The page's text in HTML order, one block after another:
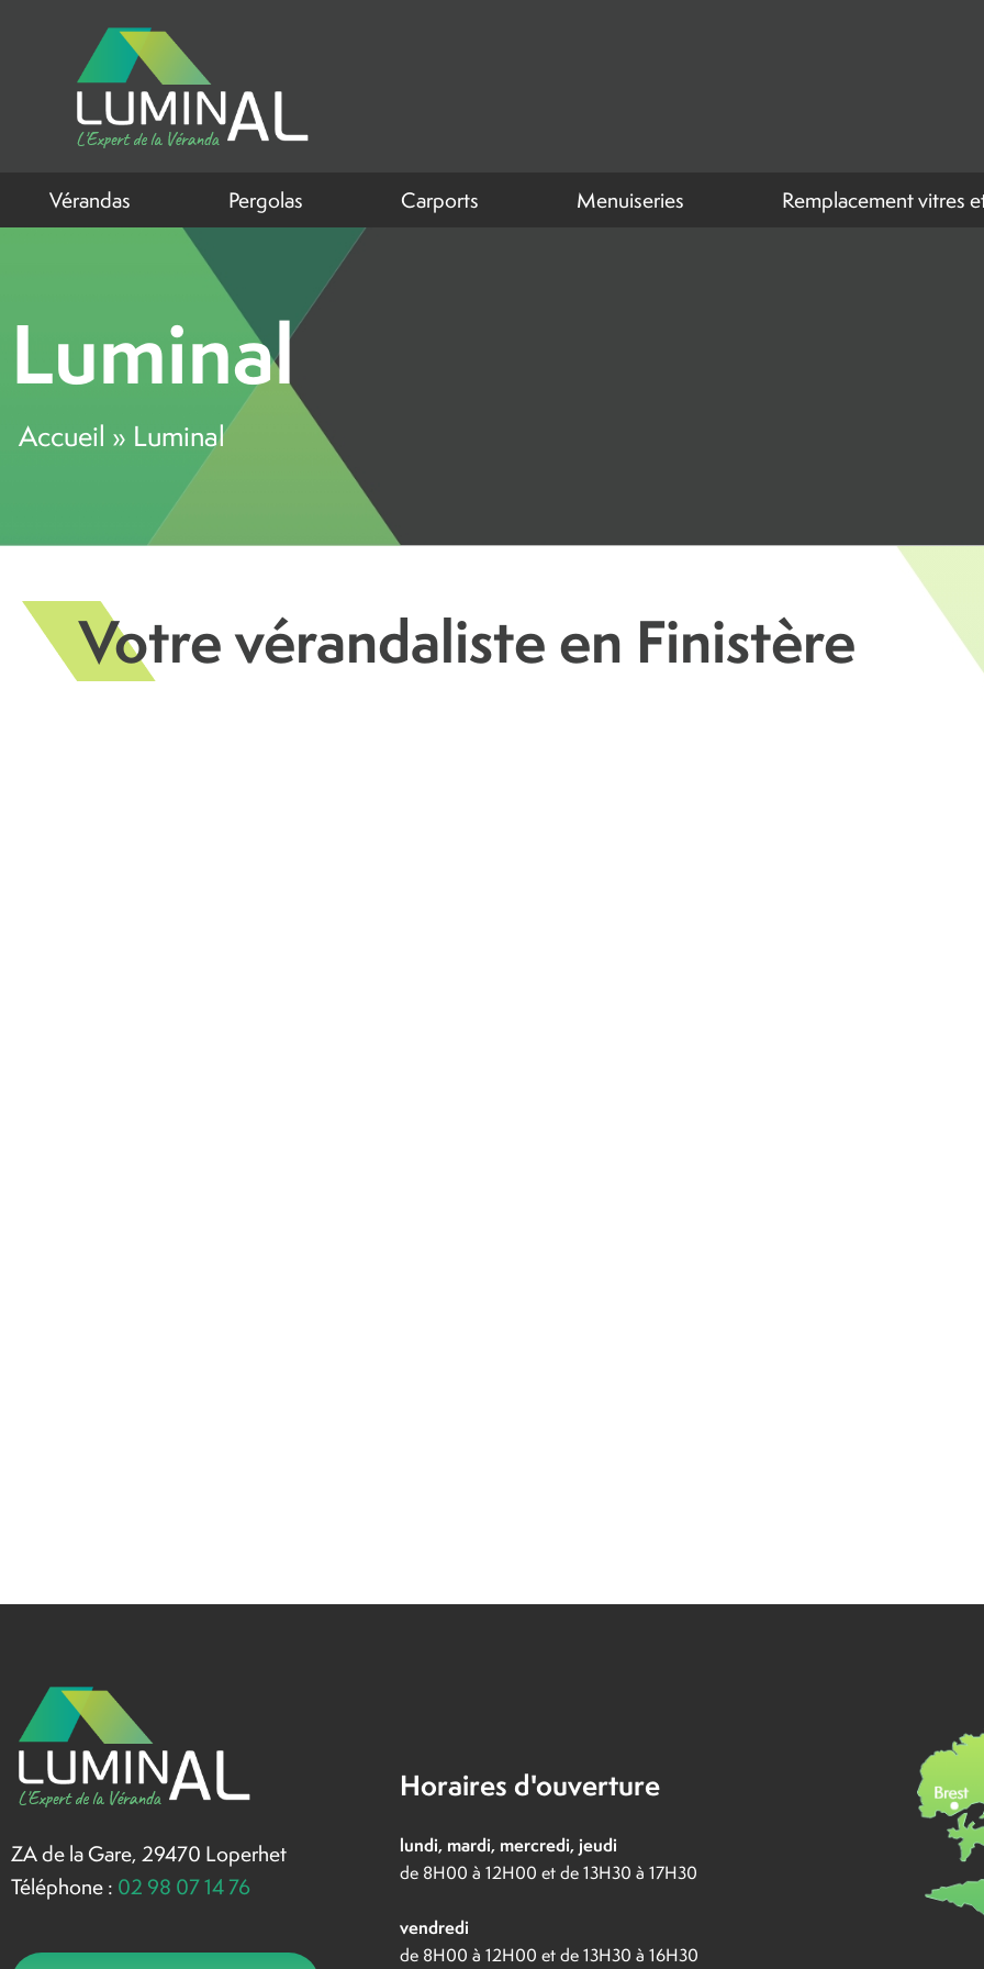
Vérandas Pergolas Carports Menuiseries Remplacement vitres
Luminal
Accueil » Luminal
Votre vérandaliste en Finistère
ZA de la Gare, 29470 Loperhet
Téléphone : 02 98 07 14 76
Horaires d'ouverture
lundi, mardi, mercredi, jeudi
de 8H00 à 12H00 et de 13H30 à 17H30
vendredi
de 8H00 à 12H00 et de 13H30 à 16H30